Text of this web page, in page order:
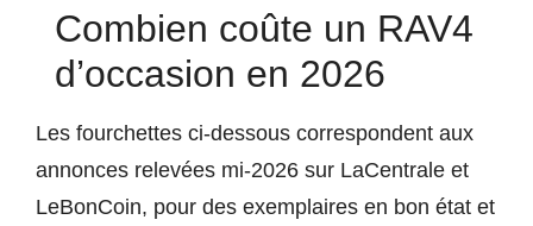
Combien coûte un RAV4
d’occasion en 2026
Les fourchettes ci-dessous correspondent aux
annonces relevées mi-2026 sur LaCentrale et
LeBonCoin, pour des exemplaires en bon état et